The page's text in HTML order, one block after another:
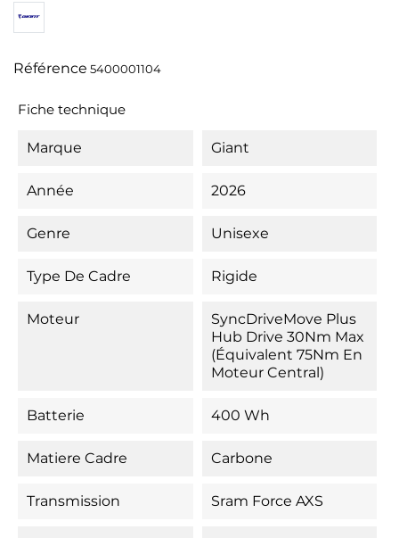
Référence 5400001104
Fiche technique
Marque Giant
Année 2026
Genre Unisexe
Type De Cadre Rigide
Moteur
SyncDriveMove Plus
Hub Drive 30Nm Max
(équivalent 75Nm En
Moteur Central)
Batterie 400 Wh
Matiere Cadre Carbone
Transmission Sram Force AXS